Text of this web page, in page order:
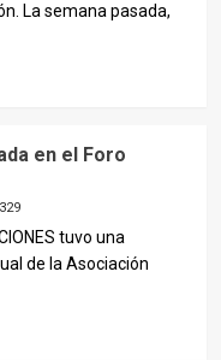
La semana pasada,
en el Foro
329
tuvo una
de la Asociación